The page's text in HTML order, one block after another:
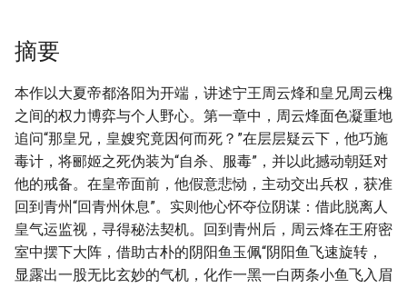
摘要
本作以大夏帝都洛阳为开端，讲述宁王周云烽和皇兄周云槐
之间的权力博弈与个人野心。第一章中，周云烽面色凝重地
追问“那皇兄，皇嫂究竟因何而死？”在层层疑云下，他巧施
毒计，将郦姬之死伪装为“自杀、服毒”，并以此撼动朝廷对
他的戒备。在皇帝面前，他假意悲恸，主动交出兵权，获准
回到青州“回青州休息”。实则他心怀夺位阴谋：借此脱离人
皇气运监视，寻得秘法契机。回到青州后，周云烽在王府密
室中摆下大阵，借助古朴的阴阳鱼玉佩“阴阳鱼飞速旋转，
显露出一股无比玄妙的气机，化作一黑一白两条小鱼飞入眉